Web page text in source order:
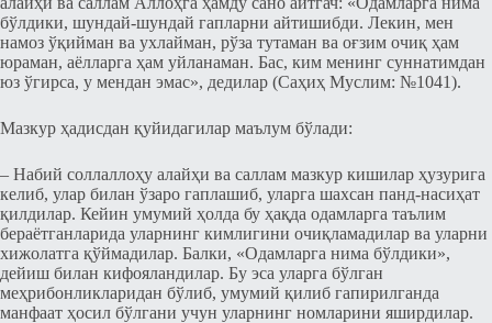
бўлдики, шундай-шундай гапларни айтишибди. Лекин, мен
намоз ўқийман ва ухлайман, рўза тутаман ва оғзим очиқ ҳам
юраман, аёлларга ҳам уйланаман. Бас, ким менинг суннатимдан
юз ўгирса, у мендан эмас», дедилар (Саҳиҳ Муслим: №1041).
Мазкур ҳадисдан қуйидагилар маълум бўлади:
– Набий соллаллоҳу алайҳи ва саллам мазкур кишилар ҳузурига
келиб, улар билан ўзаро гаплашиб, уларга шахсан панд-насиҳат
қилдилар. Кейин умумий ҳолда бу ҳақда одамларга таълим
бераётганларида уларнинг кимлигини очиқламадилар ва уларни
хижолатга қўймадилар. Балки, «Одамларга нима бўлдики»,
дейиш билан кифояландилар. Бу эса уларга бўлган
меҳрибонликларидан бўлиб, умумий қилиб гапирилганда
манфаат ҳосил бўлгани учун уларнинг номларини яширдилар.